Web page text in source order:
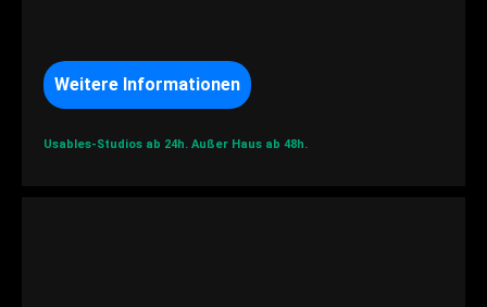
Weitere Informationen
Usables-Studios ab 24h. Außer Haus ab 48h.